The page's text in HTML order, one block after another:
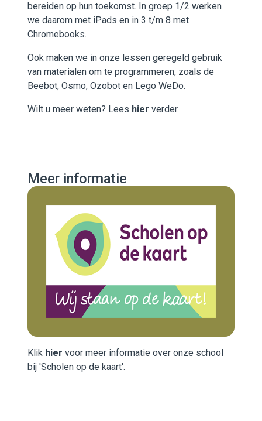
bereiden op hun toekomst. In groep 1/2 werken
we daarom met iPads en in 3 t/m 8 met
Chromebooks.
Ook maken we in onze lessen geregeld gebruik
van materialen om te programmeren, zoals de
Beebot, Osmo, Ozobot en Lego WeDo.
Wilt u meer weten? Lees hier verder.
Meer informatie
Klik hier voor meer informatie over onze school
bij 'Scholen op de kaart'.